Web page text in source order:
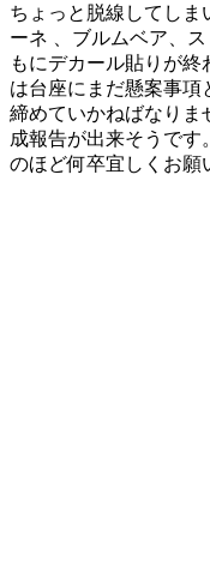
ちょっと脱線してしま
ーネ 、ブルムベア、
もにデカール貼りが
は台座にまだ懸案事項
締めていかねばなりま
成報告が出来そうで
のほど何卒宜しくお願